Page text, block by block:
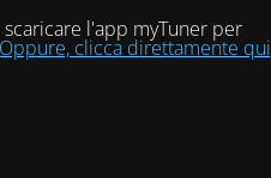
l'app myTuner per
Oppure, clicca direttamente qui